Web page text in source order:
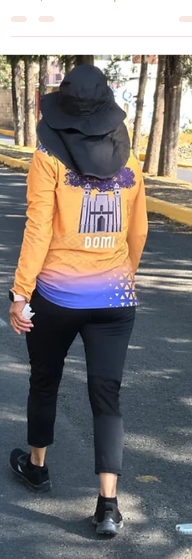
conciliación y la cultura de paz en
#GraphosCc #Tlx #Noticias #Municipios
#Huamantla | Tras Incidente en la Carrera de
Colores, acuerdo entre las partes reafirma la
importancia de la conciliación y la cultura de paz
en Huamantla Huamantla, Tlax., 3 de agosto de
2026.– En un mensaje dirigido a la ciudadanía,
don José Julián informó que sostuvo un
con la familia de la persona involucrada en el
incidente ocurrido durante la Carrera de Colores,
donde sufrió una caída, y dio a conocer que
ambas partes logr